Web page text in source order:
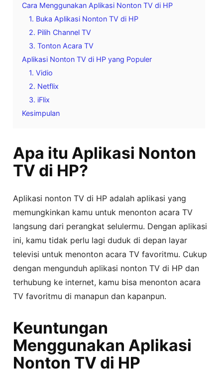
Cara Menggunakan Aplikasi Nonton TV di HP
1. Buka Aplikasi Nonton TV di HP
2. Pilih Channel TV
3. Tonton Acara TV
Aplikasi Nonton TV di HP yang Populer
1. Vidio
2. Netflix
3. iFlix
Kesimpulan
Apa itu Aplikasi Nonton
TV di HP?
Aplikasi nonton TV di HP adalah aplikasi yang
memungkinkan kamu untuk menonton acara TV
langsung dari perangkat selulermu. Dengan aplikasi
ini, kamu tidak perlu lagi duduk di depan layar
televisi untuk menonton acara TV favoritmu. Cukup
dengan mengunduh aplikasi nonton TV di HP dan
terhubung ke internet, kamu bisa menonton acara
TV favoritmu di manapun dan kapanpun.
Keuntungan
Menggunakan Aplikasi
Nonton TV di HP